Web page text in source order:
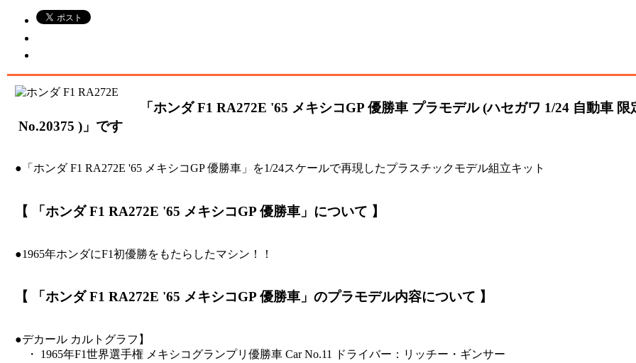
「ホンダ F1 RA272E '65 メキシコGP 優勝車 プラモデル (ハセガワ 1/24 自動車 限
No.20375 )」です
●「ホンダ F1 RA272E '65 メキシコGP 優勝車」を1/24スケールで再現したプラスチックモデル組立キット
【 「ホンダ F1 RA272E '65 メキシコGP 優勝車」について 】
●1965年ホンダにF1初優勝をもたらしたマシン！！
【 「ホンダ F1 RA272E '65 メキシコGP 優勝車」のプラモデル内容について 】
●デカール カルトグラフ】
・ 1965年F1世界選手権 メキシコグランプリ優勝車 Car No.11 ドライバー：リッチー・ギンサー